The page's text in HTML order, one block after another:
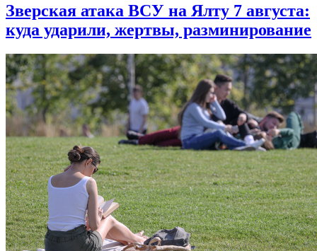
Зверская атака ВСУ на Ялту 7 августа:
куда ударили, жертвы, разминирование